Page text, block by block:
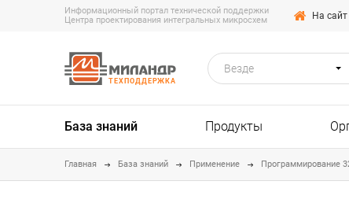
Информационный портал технической поддержки
Центра проектирования интегральных микросхем
На
ТЕХПОДДЕРЖКА
Везде
База знаний Продукты
Главная База знаний Применение Программирование